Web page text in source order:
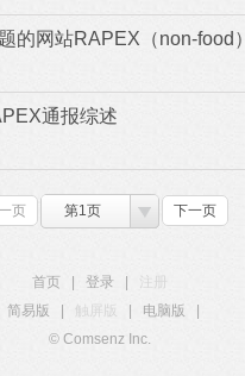
的网站RAPEX（non-food）
通报综述
页 第1页 下一页
首页 登录
注册
简易版
触屏版 电脑版
© Comsenz Inc.